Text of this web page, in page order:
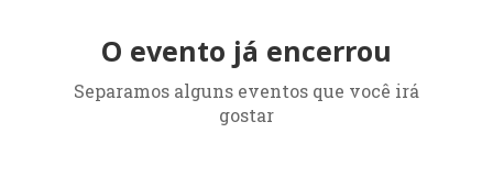
O evento já encerrou
Separamos alguns eventos que você irá
gostar